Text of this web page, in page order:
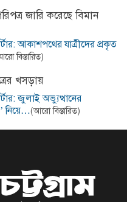
জারি করেছে বিমান
আকাশপথের যাত্রীদের প্রকৃত
বিস্তারিত)
খসড়ায়
জুলাই অভ্যুত্থানের
নিয়ে…(আরো বিস্তারিত)